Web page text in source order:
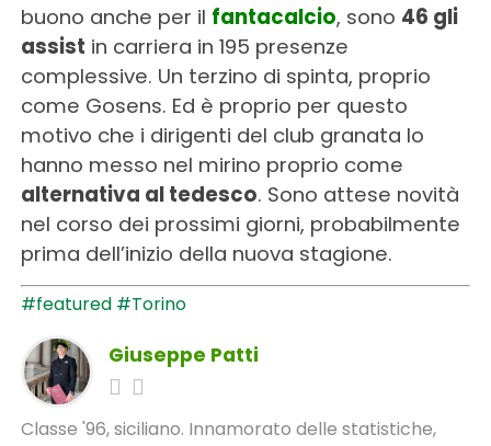
buono anche per il fantacalcio, sono 46 gli
assist in carriera in 195 presenze
complessive. Un terzino di spinta, proprio
come Gosens. Ed è proprio per questo
motivo che i dirigenti del club granata lo
hanno messo nel mirino proprio come
alternativa al tedesco. Sono attese novità
nel corso dei prossimi giorni, probabilmente
prima dell’inizio della nuova stagione.
#featured #Torino
Giuseppe Patti
Classe '96, siciliano. Innamorato delle statistiche,